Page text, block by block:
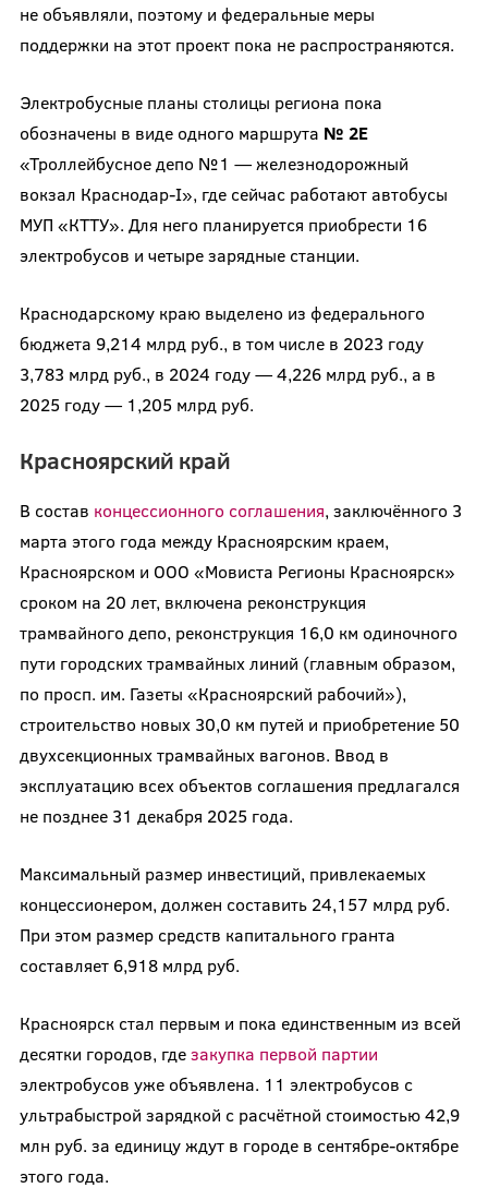
не объявляли, поэтому и федеральные меры
поддержки на этот проект пока не распространяются.
Электробусные планы столицы региона пока
обозначены в виде одного маршрута № 2Е
«Троллейбусное депо №1 — железнодорожный
вокзал Краснодар-I», где сейчас работают автобусы
МУП «КТТУ». Для него планируется приобрести 16
электробусов и четыре зарядные станции.
Краснодарскому краю выделено из федерального
бюджета 9,214 млрд руб., в том числе в 2023 году
3,783 млрд руб., в 2024 году — 4,226 млрд руб., а в
2025 году — 1,205 млрд руб.
Красноярский край
В состав концессионного соглашения, заключённого 3
марта этого года между Красноярским краем,
Красноярском и ООО «Мовиста Регионы Красноярск»
сроком на 20 лет, включена реконструкция
трамвайного депо, реконструкция 16,0 км одиночного
пути городских трамвайных линий (главным образом,
по просп. им. Газеты «Красноярский рабочий»),
строительство новых 30,0 км путей и приобретение 50
двухсекционных трамвайных вагонов. Ввод в
эксплуатацию всех объектов соглашения предлагался
не позднее 31 декабря 2025 года.
Максимальный размер инвестиций, привлекаемых
концессионером, должен составить 24,157 млрд руб.
При этом размер средств капитального гранта
составляет 6,918 млрд руб.
Красноярск стал первым и пока единственным из всей
десятки городов, гдезакупка первой партии
электробусов уже объявлена. 11 электробусов с
ультрабыстрой зарядкой с расчётной стоимостью 42,9
млн руб. за единицу ждут в городе в сентябре-октябре
этого года.